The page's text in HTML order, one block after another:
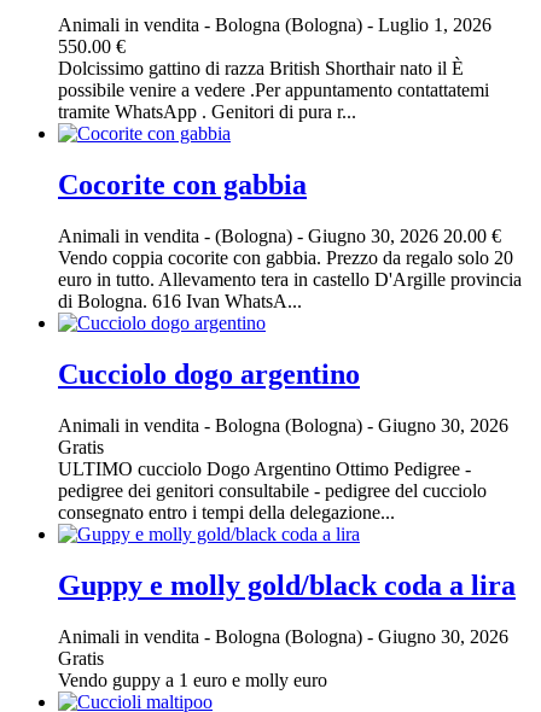
Animali in vendita - Bologna (Bologna) - Luglio 1, 2026
550.00 €
Dolcissimo gattino di razza British Shorthair nato il È
possibile venire a vedere .Per appuntamento contattatemi
tramite WhatsApp . Genitori di pura r...
Cocorite con gabbia
Animali in vendita - (Bologna) - Giugno 30, 2026 20.00 €
Vendo coppia cocorite con gabbia. Prezzo da regalo solo 20
euro in tutto. Allevamento tera in castello D'Argille provincia
di Bologna. 616 Ivan WhatsA...
Cucciolo dogo argentino
Animali in vendita - Bologna (Bologna) - Giugno 30, 2026
Gratis
ULTIMO cucciolo Dogo Argentino Ottimo Pedigree -
pedigree dei genitori consultabile - pedigree del cucciolo
consegnato entro i tempi della delegazione...
Guppy e molly gold/black coda a lira
Animali in vendita - Bologna (Bologna) - Giugno 30, 2026
Gratis
Vendo guppy a 1 euro e molly euro